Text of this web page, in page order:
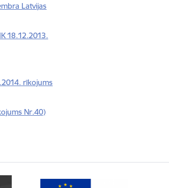
Latvijas
18.12.2013.
rīkojums
Nr.40)